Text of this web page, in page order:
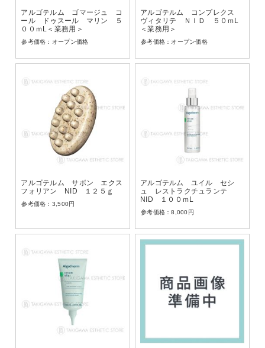
アルゴテルム ゴマージュ コ
ール ドゥスール マリン ５
００ｍL＜業務用＞
オープン価格
アルゴテルム コンプレクス
ヴィタリテ ＮＩＤ ５０ｍL
＜業務用＞
オープン価格
アルゴテルム サボン エクス
フォリアン NID １２５ｇ
3,500円
アルゴテルム ユイル セシ
ュ レストラクチュランテ
NID １００ｍL
8,000円